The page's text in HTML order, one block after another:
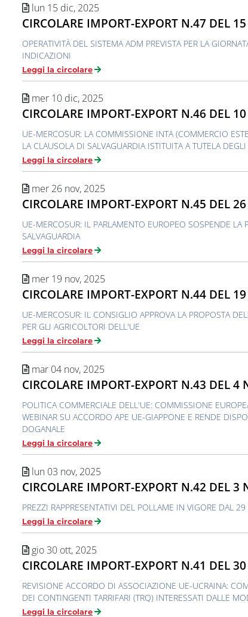
lun 15 dic, 2025
CIRCOLARE IMPORT-EXPORT N.47 DEL
OPERATIVITÀ DEL SISTEMA ADM PREVISTA PER LA
INDICAZIONI
Leggi la circolare
mer 10 dic, 2025
CIRCOLARE IMPORT-EXPORT N.46 DEL
UE-MERCOSUR: LA COMMISSIONE INTA (COMMERCIO
LA CLAUSOLA DI SALVAGUARDIA ISTITUITA A TUTELA
Leggi la circolare
mer 26 nov, 2025
CIRCOLARE IMPORT-EXPORT N.45 DEL
UE-MERCOSUR: IL PARLAMENTO EUROPEO SOSPENDE
SALVAGUARDIA
Leggi la circolare
mer 19 nov, 2025
CIRCOLARE IMPORT-EXPORT N.44 DEL
UE-MERCOSUR: IL CONSIGLIO APPROVA LA PROPOSTA
PER GLI AGRICOLTORI DELL'UE
Leggi la circolare
mar 04 nov, 2025
CIRCOLARE IMPORT-EXPORT N.43 DEL 4
POLITICA COMMERCIALE DELL'UE: COMMISSIONE
WEBINAR SU ACCORDO APE UE-GIAPPONE E RENDE
DOGANALE
Leggi la circolare
lun 03 nov, 2025
CIRCOLARE IMPORT-EXPORT N.42 DEL 3
PREZZI RAPPRESENTATIVI DEL POLLAME IN VIGORE DAL
Leggi la circolare
gio 30 ott, 2025
CIRCOLARE IMPORT-EXPORT N.41 DEL
REVISIONE ACCORDO DI ASSOCIAZIONE UE-UCRAINA:
DEI CONTINGENTI TARRIFARI (TRQ) INTERESSATI DALLE
Leggi la circolare